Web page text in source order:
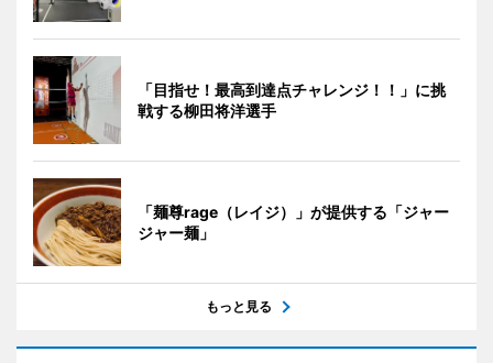
「目指せ！最高到達点チャレンジ！！」に挑
戦する柳田将洋選手
「麺尊rage（レイジ）」が提供する「ジャー
ジャー麺」
もっと見る